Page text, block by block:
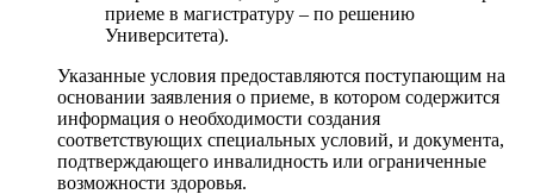
приеме в магистратуру – по решению
Университета).
Указанные условия предоставляются поступающим на
основании заявления о приеме, в котором содержится
информация о необходимости создания
соответствующих специальных условий, и документа,
подтверждающего инвалидность или ограниченные
возможности здоровья.